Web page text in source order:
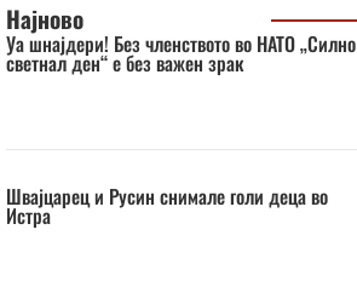
Најново
Уа шнајдери! Без членството во НАТО „Силно
светнал ден“ е без важен зрак
Швајцарец и Русин снимале голи деца во
Истра